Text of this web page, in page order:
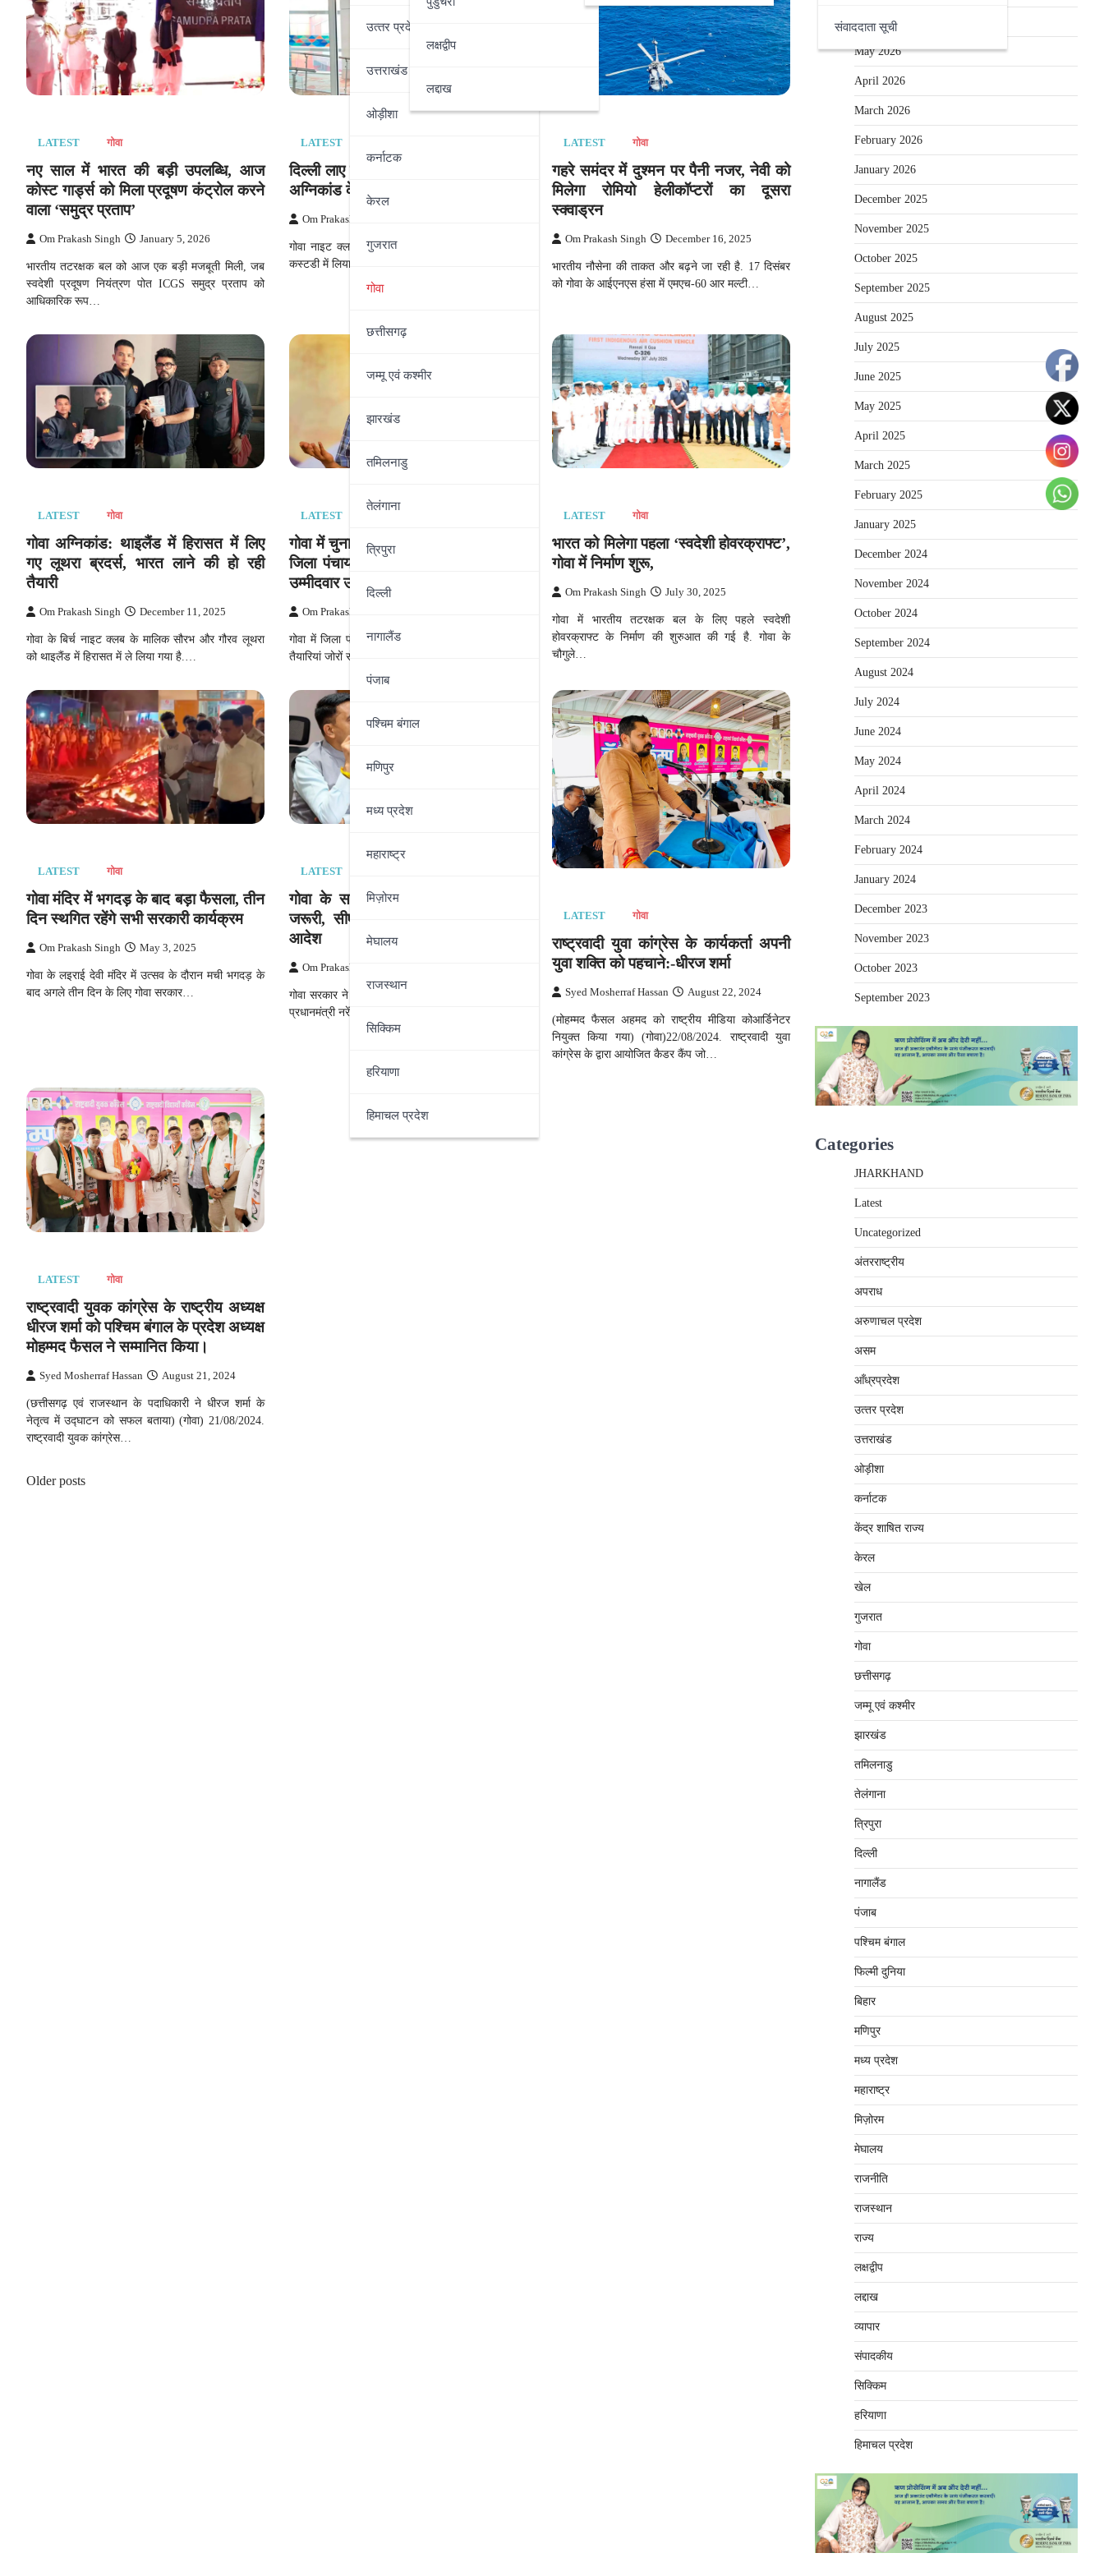
उत्‍तर प्रदेश
उत्तराखंड
ओड़ीशा
कर्नाटक
केरल
गुजरात
गोवा
छत्तीसगढ़
जम्‍मू एवं कश्‍मीर
झारखंड
तमिलनाडु
तेलंगाना
त्रिपुरा
दिल्‍ली
नागालैंड
पंजाब
पश्चिम बंगाल
मणिपुर
मध्‍य प्रदेश
महाराष्‍ट्र
मिज़ोरम
मेघालय
राजस्थान
सिक्किम
हरियाणा
हिमाचल प्रदेश
लक्षद्वीप
लद्दाख
संवाददाता सूची
LATEST गोवा
नए साल में भारत की बड़ी उपलब्धि, आज
कोस्ट गार्ड्स को मिला प्रदूषण कंट्रोल करने
वाला ‘समुद्र प्रताप’
Om Prakash Singh January 5, 2026
भारतीय तटरक्षक बल को आज एक बड़ी मजबूती मिली, जब
स्वदेशी प्रदूषण नियंत्रण पोत ICGS समुद्र प्रताप को
आधिकारिक रूप…
LATEST
दिल्ली लाए गए लूथरा ब्रदर्स, गोवा नाइटक्लब
अग्निकांड के बाद भाग गए थे थाईलैंड
Om Prakash Singh
गोवा नाइट क्लब में आरोपी लूथरा ब्रदर्श को गोवा पुलिस ने
कस्टडी में लिया है. सूत्रों के मुताबिक ये कुछ…
LATEST गोवा
गहरे समंदर में दुश्मन पर पैनी नजर, नेवी को
मिलेगा रोमियो हेलीकॉप्टरों का दूसरा
स्क्वाड्रन
Om Prakash Singh December 16, 2025
भारतीय नौसेना की ताकत और बढ़ने जा रही है. 17 दिसंबर
को गोवा के आईएनएस हंसा में एमएच-60 आर मल्टी…
LATEST गोवा
गोवा अग्निकांड: थाइलैंड में हिरासत में लिए
गए लूथरा ब्रदर्स, भारत लाने की हो रही
तैयारी
Om Prakash Singh December 11, 2025
गोवा के बिर्च नाइट क्लब के मालिक सौरभ और गौरव लूथरा
को थाइलैंड में हिरासत में ले लिया गया है.…
LATEST
गोवा में चुनाव से पहले आप की मजबूत तैयारी,
जिला पंचायत चुनावों की सभी 50 सीटों पर
उम्मीदवार उतारने की घोषणा
Om Prakash Singh
गोवा में जिला पंचायत चुनाव को लेकर आम आदमी पार्टी की
तैयारियां जोरों से चल रही हैं. इस बीच खबर…
LATEST गोवा
भारत को मिलेगा पहला ‘स्वदेशी होवरक्राफ्ट’,
गोवा में निर्माण शुरू,
Om Prakash Singh July 30, 2025
गोवा में भारतीय तटरक्षक बल के लिए पहले स्वदेशी
होवरक्राफ्ट के निर्माण की शुरुआत की गई है. गोवा के
चौगुले…
LATEST गोवा
गोवा मंदिर में भगदड़ के बाद बड़ा फैसला, तीन
दिन स्थगित रहेंगे सभी सरकारी कार्यक्रम
Om Prakash Singh May 3, 2025
गोवा के लइराई देवी मंदिर में उत्सव के दौरान मची भगदड़ के
बाद अगले तीन दिन के लिए गोवा सरकार…
LATEST
गोवा के सरकारी दफ्तरों में ‘मन की बात’
जरूरी, सीएम सावंत का कर्मचारियों को ये
आदेश
Om Prakash Singh
गोवा सरकार ने हाल ही में राज्य के सभी सरकारी विभागों को
प्रधानमंत्री नरेंद्र मोदी के रेडियो कार्यक्रम “मन की…
LATEST गोवा
राष्ट्रवादी युवा कांग्रेस के कार्यकर्ता अपनी
युवा शक्ति को पहचाने:-धीरज शर्मा
Syed Mosherraf Hassan August 22, 2024
(मोहम्मद फैसल अहमद को राष्ट्रीय मीडिया कोआर्डिनेटर
नियुक्त किया गया) (गोवा)22/08/2024. राष्ट्रवादी युवा
कांग्रेस के द्वारा आयोजित कैडर कैंप जो…
LATEST गोवा
राष्ट्रवादी युवक कांग्रेस के राष्ट्रीय अध्यक्ष
धीरज शर्मा को पश्चिम बंगाल के प्रदेश अध्यक्ष
मोहम्मद फैसल ने सम्मानित किया।
Syed Mosherraf Hassan August 21, 2024
(छत्तीसगढ़ एवं राजस्थान के पदाधिकारी ने धीरज शर्मा के
नेतृत्व में उद्घाटन को सफल बताया) (गोवा) 21/08/2024.
राष्ट्रवादी युवक कांग्रेस…
Posts
Older posts
June 2026
May 2026
April 2026
March 2026
February 2026
January 2026
December 2025
November 2025
October 2025
September 2025
August 2025
July 2025
June 2025
May 2025
April 2025
March 2025
February 2025
January 2025
December 2024
November 2024
October 2024
September 2024
August 2024
July 2024
June 2024
May 2024
April 2024
March 2024
February 2024
January 2024
December 2023
November 2023
October 2023
September 2023
Categories
JHARKHAND
Latest
Uncategorized
अंतरराष्‍ट्रीय
अपराध
अरुणाचल प्रदेश
असम
आँध्रप्रदेश
उत्‍तर प्रदेश
उत्तराखंड
ओड़ीशा
कर्नाटक
केंद्र शाषित राज्य
केरल
खेल
गुजरात
गोवा
छत्तीसगढ़
जम्‍मू एवं कश्‍मीर
झारखंड
तमिलनाडु
तेलंगाना
त्रिपुरा
दिल्‍ली
नागालैंड
पंजाब
पश्चिम बंगाल
फिल्मी दुनिया
बिहार
मणिपुर
मध्‍य प्रदेश
महाराष्‍ट्र
मिज़ोरम
मेघालय
राजनीति
राजस्थान
राज्य
लक्षद्वीप
लद्दाख
व्यापार
संपादकीय
सिक्किम
हरियाणा
हिमाचल प्रदेश